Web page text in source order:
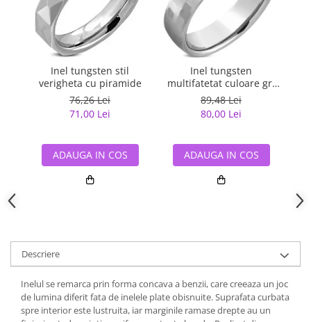
Inel tungsten stil
verigheta cu piramide
76,26 Lei
71,00 Lei
ADAUGA IN COS
Inel tungsten
multifatetat culoare gri
inchis model verigheta
89,48 Lei
80,00 Lei
ADAUGA IN COS
Descriere
Inelul se remarca prin forma concava a benzii, care creeaza un joc
de lumina diferit fata de inelele plate obisnuite. Suprafata curbata
spre interior este lustruita, iar marginile ramase drepte au un